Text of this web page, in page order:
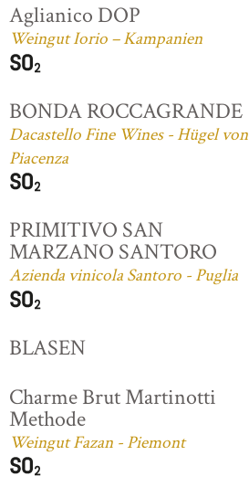
Aglianico DOP
Weingut Iorio – Kampanien
BONDA ROCCAGRANDE
Dacastello Fine Wines - Hügel von
Piacenza
PRIMITIVO SAN
MARZANO SANTORO
Azienda vinicola Santoro - Puglia
BLASEN
Charme Brut Martinotti
Methode
Weingut Fazan - Piemont